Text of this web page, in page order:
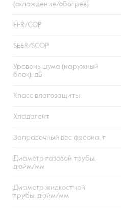
(охлаждение/обогрев)
EER/COP
SEER/SCOP
Уровень шума (наружный
блок), дБ
Класс влагозащиты
Хладагент
Заправочный вес фреона, г
Диаметр газовой трубы,
дюйм/мм
Диаметр жидкостной
трубы, дюйм/мм